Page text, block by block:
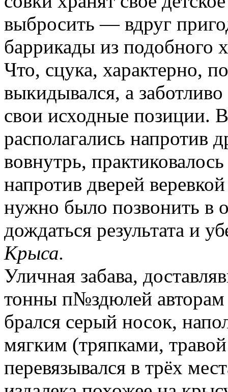
выбросить — вдруг
баррикады из подобного
Что, сцука, характерно,
выкидывался, а
свои исходные позиции.
располагались напротив
вовнутрь,
напротив дверей
нужно было позвонить в
дождаться результата и
Крыса.
Уличная забава,
тонны п№здюлей авторам
брался серый носок,
мягким (тряпками,
перевязывался в трёх